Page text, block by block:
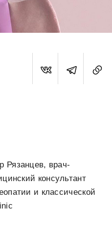
Рязанцев, врач-
консультант
и классической